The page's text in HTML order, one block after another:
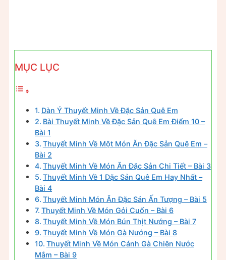
MỤC LỤC
Dàn Ý Thuyết Minh Về Đặc Sản Quê Em
Bài Thuyết Minh Về Đặc Sản Quê Em Điểm 10 –
Bài 1
Thuyết Minh Về Một Món Ăn Đặc Sản Quê Em –
Bài 2
Thuyết Minh Về Món Ăn Đặc Sản Chi Tiết – Bài 3
Thuyết Minh Về 1 Đặc Sản Quê Em Hay Nhất –
Bài 4
Thuyết Minh Món Ăn Đặc Sản Ấn Tượng – Bài 5
Thuyết Minh Về Món Gỏi Cuốn – Bài 6
Thuyết Minh Về Món Bún Thịt Nướng – Bài 7
Thuyết Minh Về Món Gà Nướng – Bài 8
Thuyết Minh Về Món Cánh Gà Chiên Nước
Mắm – Bài 9